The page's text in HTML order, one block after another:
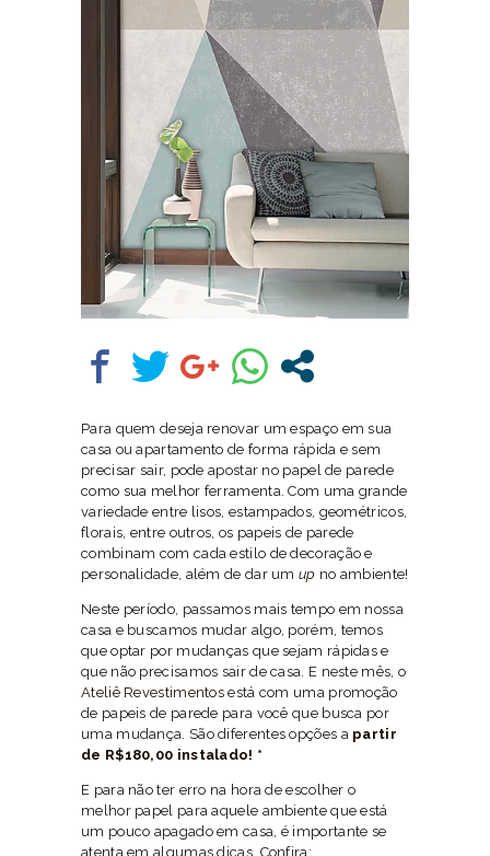
Para quem deseja renovar um espaço em sua
casa ou apartamento de forma rápida e sem
precisar sair, pode apostar no papel de parede
como sua melhor ferramenta. Com uma grande
variedade entre lisos, estampados, geométricos,
florais, entre outros, os papeis de parede
combinam com cada estilo de decoração e
personalidade, além de dar umup no ambiente!
Neste período, passamos mais tempo em nossa
casa e buscamos mudar algo, porém, temos
que optar por mudanças que sejam rápidas e
que não precisamos sair de casa. E neste mês, o
Ateliê Revestimentos está com uma promoção
de papeis de parede para você que busca por
uma mudança. São diferentes opções a partir
de R$180,00 instalado! *
E para não ter erro na hora de escolher o
melhor papel para aquele ambiente que está
um pouco apagado em casa, é importante se
atenta em algumas dicas. Confira: